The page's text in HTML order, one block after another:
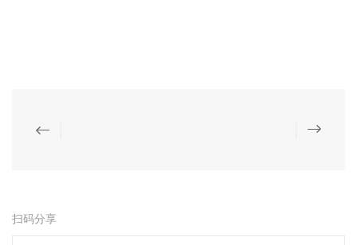
扫码分享